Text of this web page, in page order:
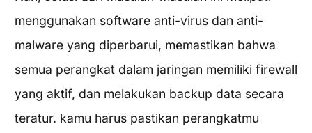
menggunakan software anti-virus dan anti-
malware yang diperbarui, memastikan bahwa
semua perangkat dalam jaringan memiliki firewall
yang aktif, dan melakukan backup data secara
teratur. kamu harus pastikan perangkatmu